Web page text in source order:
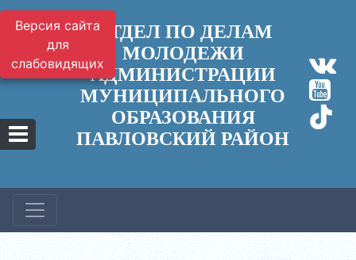
Версия сайта
для
слабовидящих
ОТДЕЛ ПО ДЕЛАМ
МОЛОДЕЖИ
АДМИНИСТРАЦИИ
МУНИЦИПАЛЬНОГО
ОБРАЗОВАНИЯ
ПАВЛОВСКИЙ РАЙОН